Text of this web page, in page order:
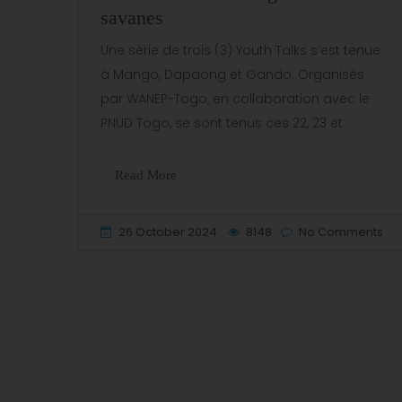
savanes
Une série de trois (3) Youth Talks s’est tenue
à Mango, Dapaong et Gando. Organisés
par WANEP-Togo, en collaboration avec le
PNUD Togo, se sont tenus ces 22, 23 et
Read More
26 October 2024 8148 No Comments